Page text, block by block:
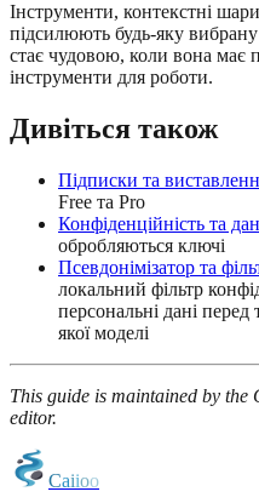
Інструменти, контекстні
підсилюють будь-яку
стає чудовою, коли вона має
інструменти для роботи.
Дивіться також
Підписки та
Free та Pro
Конфіденційність та
обробляються ключі
Псевдонімізатор та
локальний фільтр
персональні дані
якої моделі
This guide is maintained by
editor.
Caiioo